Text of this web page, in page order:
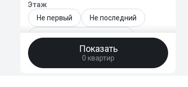
Этаж
Не первый
Не последний
Не первый и не последний
Только последний
Показать
0 квартир